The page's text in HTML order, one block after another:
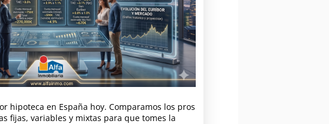
hipoteca en España hoy. Comparamos los pros
fijas, variables y mixtas para que tomes la